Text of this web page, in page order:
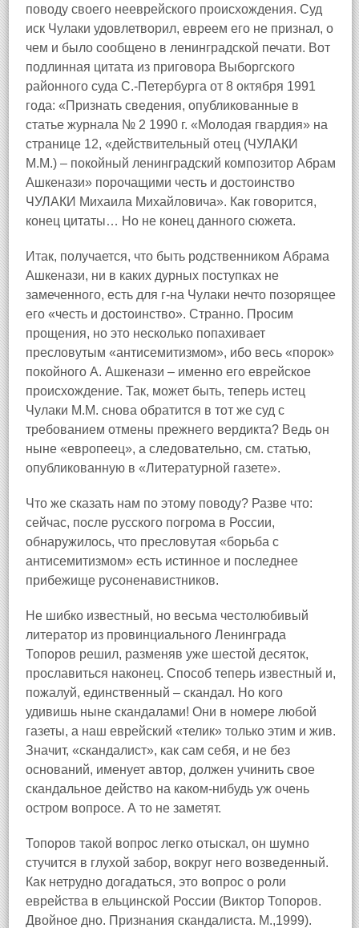
поводу своего нееврейского происхождения. Суд
иск Чулаки удовлетворил, евреем его не признал, о
чем и было сообщено в ленинградской печати. Вот
подлинная цитата из приговора Выборгского
районного суда С.‑Петербурга от 8 октября 1991
года: «Признать сведения, опубликованные в
статье журнала № 2 1990 г. «Молодая гвардия» на
странице 12, «действительный отец (ЧУЛАКИ
М.М.) – покойный ленинградский композитор Абрам
Ашкенази» порочащими честь и достоинство
ЧУЛАКИ Михаила Михайловича». Как говорится,
конец цитаты… Но не конец данного сюжета.
Итак, получается, что быть родственником Абрама
Ашкенази, ни в каких дурных поступках не
замеченного, есть для г‑на Чулаки нечто позорящее
его «честь и достоинство». Странно. Просим
прощения, но это несколько попахивает
пресловутым «антисемитизмом», ибо весь «порок»
покойного А. Ашкенази – именно его еврейское
происхождение. Так, может быть, теперь истец
Чулаки М.М. снова обратится в тот же суд с
требованием отмены прежнего вердикта? Ведь он
ныне «европеец», а следовательно, см. статью,
опубликованную в «Литературной газете».
Что же сказать нам по этому поводу? Разве что:
сейчас, после русского погрома в России,
обнаружилось, что пресловутая «борьба с
антисемитизмом» есть истинное и последнее
прибежище русоненавистников.
Не шибко известный, но весьма честолюбивый
литератор из провинциального Ленинграда
Топоров решил, разменяв уже шестой десяток,
прославиться наконец. Способ теперь известный и,
пожалуй, единственный – скандал. Но кого
удивишь ныне скандалами! Они в номере любой
газеты, а наш еврейский «телик» только этим и жив.
Значит, «скандалист», как сам себя, и не без
оснований, именует автор, должен учинить свое
скандальное действо на каком‑нибудь уж очень
остром вопросе. А то не заметят.
Топоров такой вопрос легко отыскал, он шумно
стучится в глухой забор, вокруг него возведенный.
Как нетрудно догадаться, это вопрос о роли
еврейства в ельцинской России (Виктор Топоров.
Двойное дно. Признания скандалиста. М.,1999).